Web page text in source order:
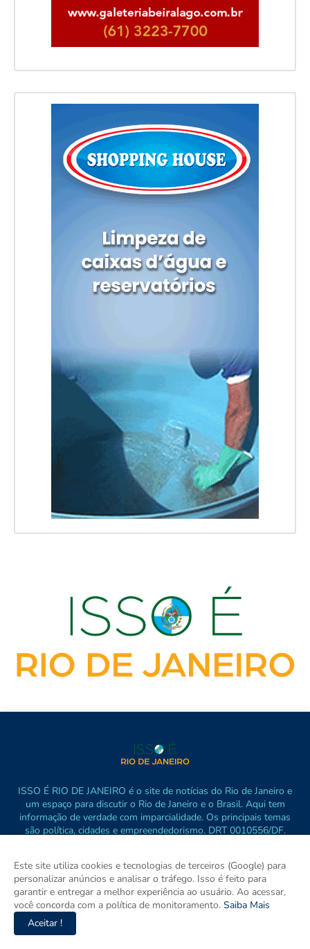
ISSO É RIO DE JANEIRO é o site de notícias do Rio de Janeiro e
um espaço para discutir o Rio de Janeiro e o Brasil. Aqui tem
informação de verdade com imparcialidade. Os principais temas
são política, cidades e empreendedorismo. DRT 0010556/DF.
Este site utiliza cookies e tecnologias de terceiros (Google) para
personalizar anúncios e analisar o tráfego. Isso é feito para
garantir e entregar a melhor experiência ao usuário. Ao acessar,
você concorda com a política de monitoramento. Saiba Mais
Aceitar !